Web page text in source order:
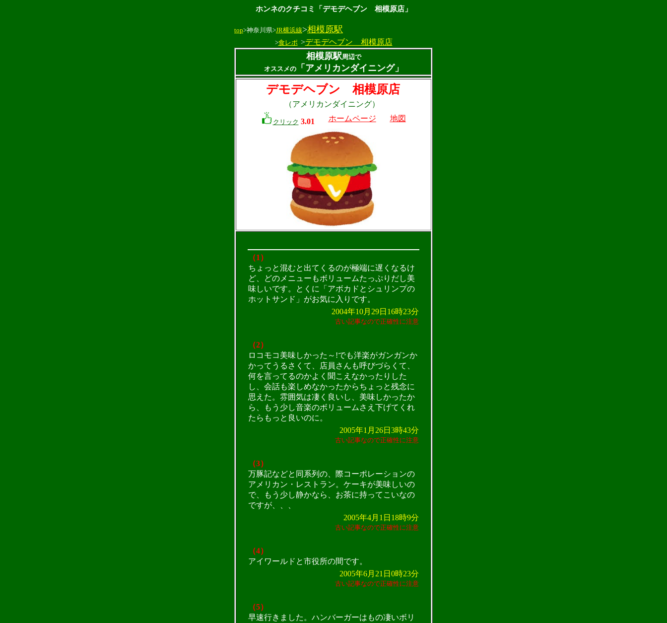
ホンネのクチコミ「デモデヘブン 相模原店」
top>神奈川県>JR横浜線>相模原駅
>食レポ >デモデヘブン 相模原店
相模原駅周辺で
オススメの「アメリカンダイニング」
デモデヘブン 相模原店
（アメリカンダイニング）
クリック 3.01 ホームページ 地図
（1）
ちょっと混むと出てくるのが極端に遅くなるけ
ど、どのメニューもボリュームたっぷりだし美
味しいです。とくに「アボカドとシュリンプの
ホットサンド」がお気に入りです。
2004年10月29日16時23分
古い記事なので正確性に注意
（2）
ロコモコ美味しかった～!でも洋楽がガンガンか
かってうるさくて、店員さんも呼びづらくて、
何を言ってるのかよく聞こえなかったりした
し、会話も楽しめなかったからちょっと残念に
思えた。雰囲気は凄く良いし、美味しかったか
ら、もう少し音楽のボリュームさえ下げてくれ
たらもっと良いのに。
2005年1月26日3時43分
古い記事なので正確性に注意
（3）
万豚記などと同系列の、際コーポレーションの
アメリカン・レストラン。ケーキが美味しいの
で、もう少し静かなら、お茶に持ってこいなの
ですが、、、
2005年4月1日18時9分
古い記事なので正確性に注意
（4）
アイワールドと市役所の間です。
2005年6月21日0時23分
古い記事なので正確性に注意
（5）
早速行きました。ハンバーガーはもの凄いボリ